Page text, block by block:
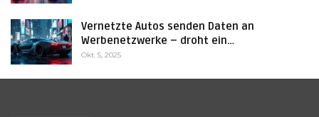
Vernetzte Autos senden Daten an
Werbenetzwerke – droht ein…
Okt. 5, 2025